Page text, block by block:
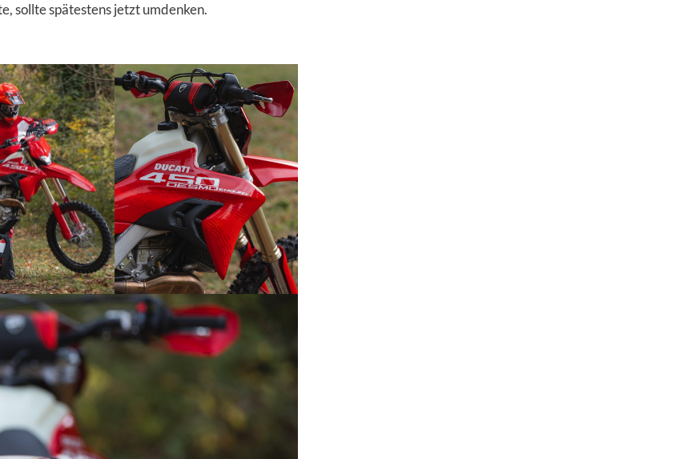
sollte spätestens jetzt umdenken.